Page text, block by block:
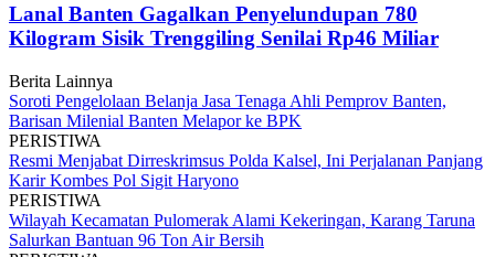
Lanal Banten Gagalkan Penyelundupan 780
Kilogram Sisik Trenggiling Senilai Rp46 Miliar
Berita Lainnya
Soroti Pengelolaan Belanja Jasa Tenaga Ahli Pemprov Banten,
Barisan Milenial Banten Melapor ke BPK
PERISTIWA
Resmi Menjabat Dirreskrimsus Polda Kalsel, Ini Perjalanan Panjang
Karir Kombes Pol Sigit Haryono
PERISTIWA
Wilayah Kecamatan Pulomerak Alami Kekeringan, Karang Taruna
Salurkan Bantuan 96 Ton Air Bersih